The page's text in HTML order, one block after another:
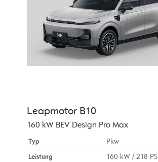
Leapmotor B10
160 kW BEV Design Pro Max
Typ
Pkw
Leistung
160 kW / 218 PS